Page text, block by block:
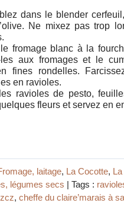
dans le blender
Ne mixez pas trop
fromage blanc à la
aux fromages et le
fines rondelles.
en ravioles.
ravioles de pesto,
fleurs et servez en
laitage, La Cocotte,
légumes secs | Tags :
, cheffe du claire’marais à